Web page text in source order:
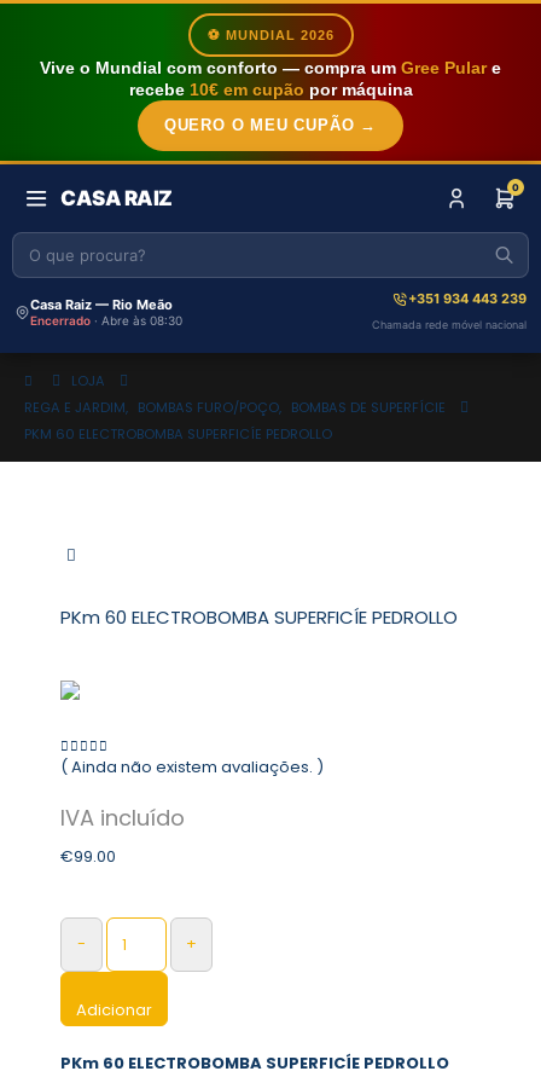
⚽ MUNDIAL 2026
Vive o Mundial com conforto — compra um Gree Pulare
recebe 10€ em cupão por máquina
QUERO O MEU CUPÃO →
CASA RAIZ 0
Casa Raiz — Rio Meão
Encerrado · Abre às 08:30
+351 934 443 239
Chamada rede móvel nacional
LOJA
REGA E JARDIM, BOMBAS FURO/POÇO, BOMBAS DE SUPERFÍCIE
PKM 60 ELECTROBOMBA SUPERFICÍE PEDROLLO
PKm 60 ELECTROBOMBA SUPERFICÍE PEDROLLO
0 out of 5
( Ainda não existem avaliações. )
€99.00
- +
Adicionar
PKm 60 ELECTROBOMBA SUPERFICÍE PEDROLLO